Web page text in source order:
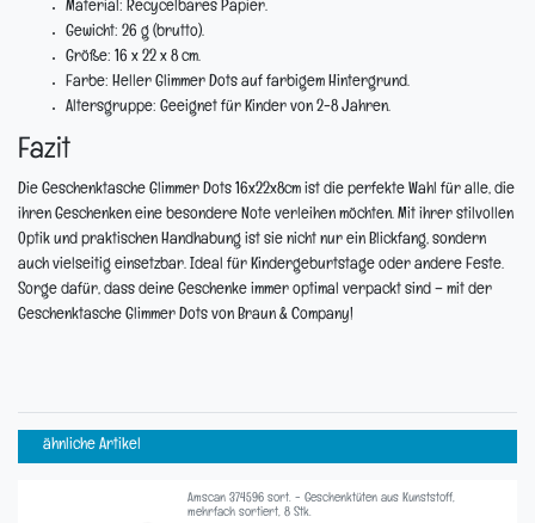
Material: Recycelbares Papier.
Gewicht: 26 g (brutto).
Größe: 16 x 22 x 8 cm.
Farbe: Heller Glimmer Dots auf farbigem Hintergrund.
Altersgruppe: Geeignet für Kinder von 2-8 Jahren.
Fazit
Die Geschenktasche Glimmer Dots 16x22x8cm ist die perfekte Wahl für alle, die
ihren Geschenken eine besondere Note verleihen möchten. Mit ihrer stilvollen
Optik und praktischen Handhabung ist sie nicht nur ein Blickfang, sondern
auch vielseitig einsetzbar. Ideal für Kindergeburtstage oder andere Feste.
Sorge dafür, dass deine Geschenke immer optimal verpackt sind – mit der
Geschenktasche Glimmer Dots von Braun & Company!
ähnliche Artikel
Amscan 374596 sort. - Geschenktüten aus Kunststoff,
mehrfach sortiert, 8 Stk.